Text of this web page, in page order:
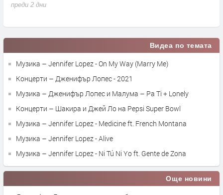
преди 2 дни
Видеа по темата
Музика – Jennifer Lopez - On My Way (Marry Me)
Концерти – Дженифър Лопес - 2021
Музика – Дженифър Лопес и Малума – Pa Ti + Lonely
Концерти – Шакира и Джей Ло на Pepsi Super Bowl
Музика – Jennifer Lopez - Medicine ft. French Montana
Музика – Jennifer Lopez - Alive
Музика – Jennifer Lopez - Ni Tú Ni Yo ft. Gente de Zona
Още новини